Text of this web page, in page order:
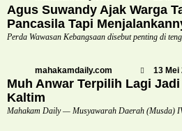
Agus Suwandy Ajak Warga
Pancasila Tapi
Perda Wawasan Kebangsaan disebut penting di
mahakamdaily.com 13 Mei
Muh Anwar Terpilih Lagi
Kaltim
Mahakam Daily — Musyawarah Daerah (Musda)